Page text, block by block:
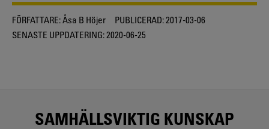
FÖRFATTARE:Åsa B Höjer PUBLICERAD:2017-03-06
SENASTE UPPDATERING:2020-06-25
SAMHÄLLSVIKTIG KUNSKAP